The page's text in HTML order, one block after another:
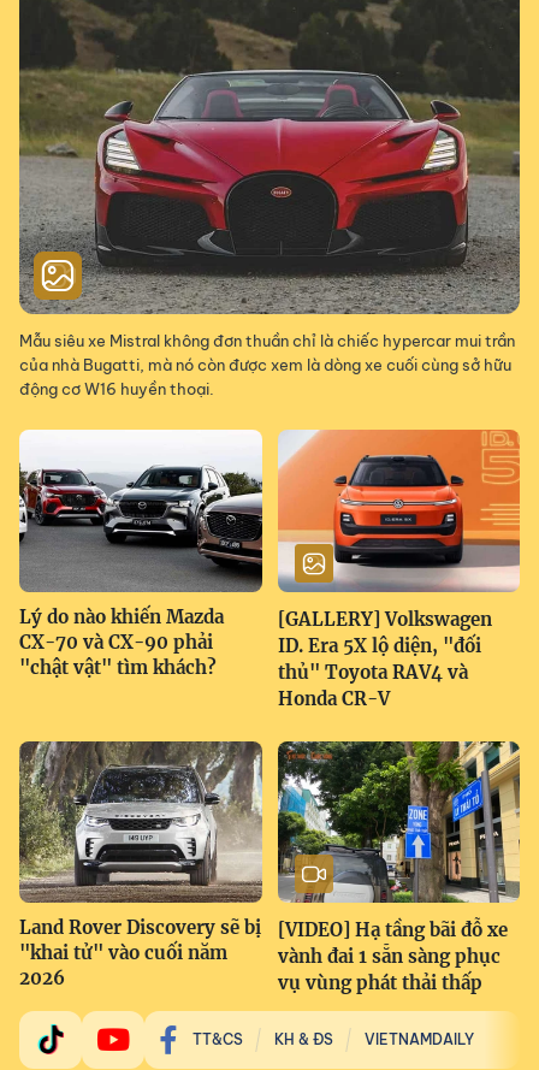
Mẫu siêu xe Mistral không đơn thuần chỉ là chiếc hypercar mui trần
của nhà Bugatti, mà nó còn được xem là dòng xe cuối cùng sở hữu
động cơ W16 huyền thoại.
Lý do nào khiến Mazda
CX-70 và CX-90 phải
"chật vật" tìm khách?
[GALLERY] Volkswagen
ID. Era 5X lộ diện, "đối
thủ" Toyota RAV4 và
Honda CR-V
Land Rover Discovery sẽ bị
"khai tử" vào cuối năm
2026
[VIDEO] Hạ tầng bãi đỗ xe
vành đai 1 sẵn sàng phục
vụ vùng phát thải thấp
TT&CS KH & ĐS VIETNAMDAILY